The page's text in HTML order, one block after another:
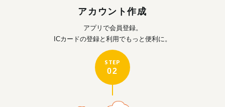
アカウント作成
アプリで会員登録。
ICカードの登録と利用でもっと便利に。
STEP
02